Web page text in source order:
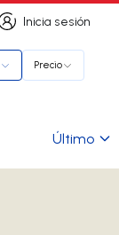
Inicia sesión
Inicia sesión
Precio
Último